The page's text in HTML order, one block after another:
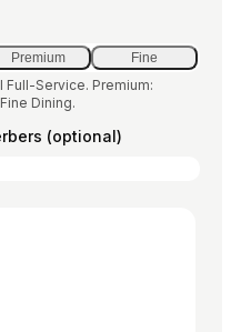
Premium Fine
Service. Premium:
Dining.
(optional)